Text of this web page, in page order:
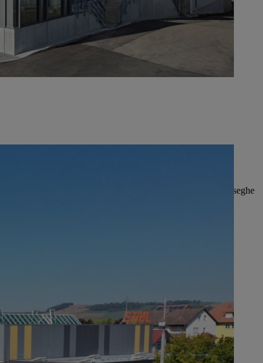
magnesio pressofuso leggere e di alta qualità per le motoseghe
medica.